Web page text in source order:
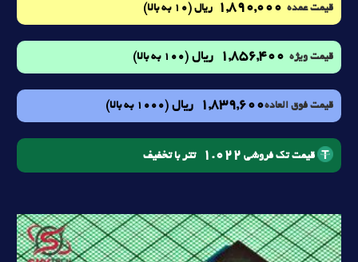
قیمت عمده 1,890,000 ریال (10 به بالا)
قیمت ویژه 1,856,400 ریال (100 به بالا)
قیمت فوق العاده1,839,600 ریال (1000 به بالا)
قیمت تک فروشی 1.022 تتر با تخفیف